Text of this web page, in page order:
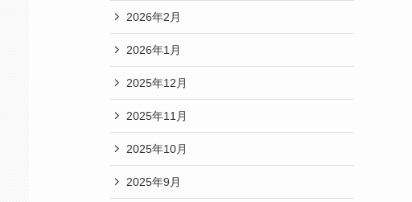
2026年2月
2026年1月
2025年12月
2025年11月
2025年10月
2025年9月